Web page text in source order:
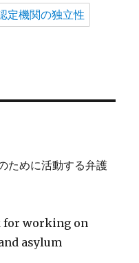
定機関の独立性
ために活動する弁護
for working on
asylum